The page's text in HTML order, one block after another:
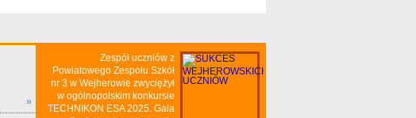
»
Zespół uczniów z
Powiatowego Zespołu Szkół
nr 3 w Wejherowie zwyciężył
w ogólnopolskim konkursie
TECHNIKON ESA 2025. Gala